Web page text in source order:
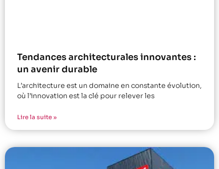
Tendances architecturales innovantes :
un avenir durable
L’architecture est un domaine en constante évolution,
où l’innovation est la clé pour relever les
Lire la suite »